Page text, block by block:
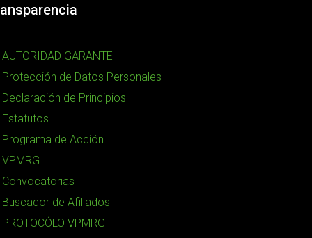
AUTORIDAD GARANTE
Protección de Datos Personales
Declaración de Principios
Estatutos
Programa de Acción
VPMRG
Convocatorias
Buscador de Afiliados
PROTOCÓLO VPMRG